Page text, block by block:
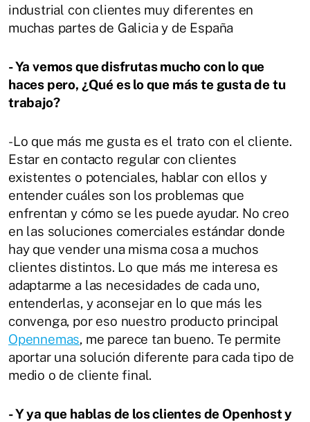
industrial con clientes muy diferentes en
muchas partes de Galicia y de España
- Ya vemos que disfrutas mucho con lo que
haces pero, ¿Qué es lo que más te gusta de tu
trabajo?
-Lo que más me gusta es el trato con el cliente.
Estar en contacto regular con clientes
existentes o potenciales, hablar con ellos y
entender cuáles son los problemas que
enfrentan y cómo se les puede ayudar. No creo
en las soluciones comerciales estándar donde
hay que vender una misma cosa a muchos
clientes distintos. Lo que más me interesa es
adaptarme a las necesidades de cada uno,
entenderlas, y aconsejar en lo que más les
convenga, por eso nuestro producto principal
Opennemas, me parece tan bueno. Te permite
aportar una solución diferente para cada tipo de
medio o de cliente final.
- Y ya que hablas de los clientes de Openhost y